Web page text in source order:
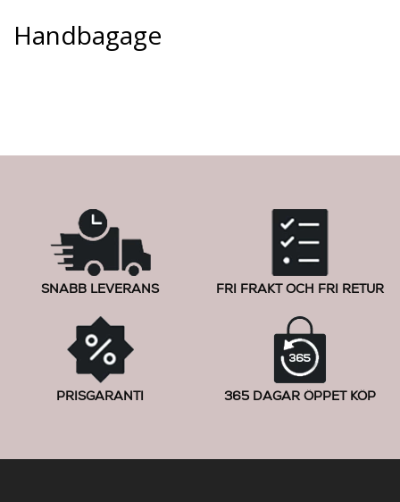
Handbagage
SNABB LEVERANS FRI FRAKT OCH FRI RETUR
PRISGARANTI 365 DAGAR ÖPPET KÖP